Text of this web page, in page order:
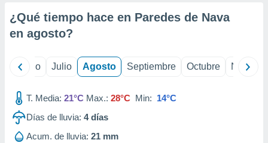
de¿Qué tiempo hace en Paredes de Nava
en agosto?
Junio Julio Agosto Septiembre Octubre
T. Media: 21°C Max.: 28°C Min: 14°C
Días de lluvia: 4días
Acum. de lluvia: 21 mm